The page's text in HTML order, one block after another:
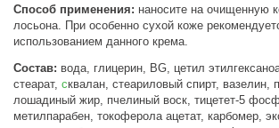
Способ применения: наносите на очищенную
лосьона. При особенно сухой коже
использованием данного крема.
Состав: вода, глицерин, BG, цетил
стеарат,сквалан, стеариловый спирт, вазелин,
лошадиный жир, пчелиный воск, тицетет-5
метилпарабен, токоферола ацетат, карбомер,